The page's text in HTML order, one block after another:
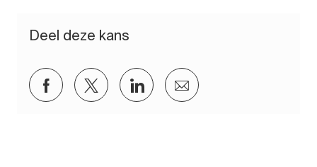
Deel deze kans
Delen via Facebook
Delen via twitter
Delen via LinkedIn
Delen via e-mail